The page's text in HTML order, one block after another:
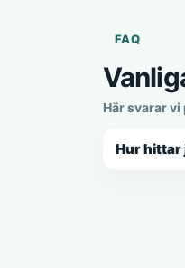
FAQ
Här svarar
Hur hittar